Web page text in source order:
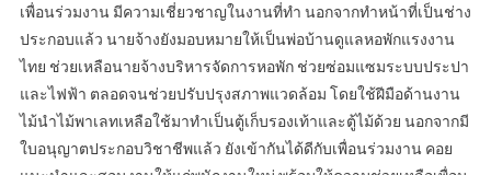
เพื่อนร่วมงาน มีความเชี่ยวชาญในงานที่ทำ นอกจากทำหน้าที่เป็นช่าง
ประกอบแล้ว นายจ้างยังมอบหมายให้เป็นพ่อบ้านดูแลหอพักแรงงาน
ไทย ช่วยเหลือนายจ้างบริหารจัดการหอพัก ช่วยซ่อมแซมระบบประปา
และไฟฟ้า ตลอดจนช่วยปรับปรุงสภาพแวดล้อม โดยใช้ฝีมือด้านงาน
ไม้นำไม้พาเลทเหลือใช้มาทำเป็นตู้เก็บรองเท้าและตู้ไม้ด้วย นอกจากมี
ใบอนุญาตประกอบวิชาชีพแล้ว ยังเข้ากันได้ดีกับเพื่อนร่วมงาน คอย